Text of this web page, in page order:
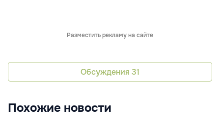
Разместить рекламу на сайте
Обсуждения 31
Похожие новости